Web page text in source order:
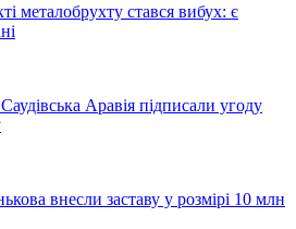
металобрухту стався вибух: є
Аравія підписали угоду
внесли заставу у розмірі 10 млн